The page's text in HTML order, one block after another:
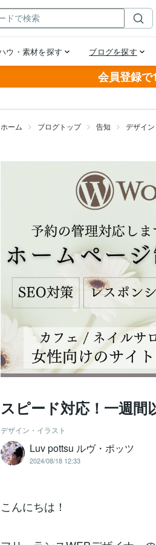
会員登録で
ホーム ブログトップ 告知 デザイ
スピード対応！一週間
デザイン・イラスト
Luv pottsu ルヴ・ポッツ
2024/08/18 12:33
こんにちは！